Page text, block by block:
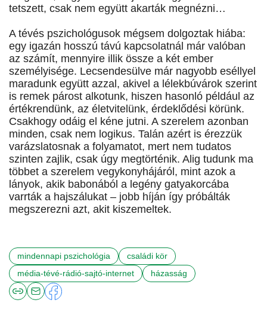
tetszett, csak nem együtt akarták megnézni…
A tévés pszichológusok mégsem dolgoztak hiába:
egy igazán hosszú távú kapcsolatnál már valóban
az számít, mennyire illik össze a két ember
személyisége. Lecsendesülve már nagyobb eséllyel
maradunk együtt azzal, akivel a lélekbúvárok szerint
is remek párost alkotunk, hiszen hasonló például az
értékrendünk, az életvitelünk, érdeklődési körünk.
Csakhogy odáig el kéne jutni. A szerelem azonban
minden, csak nem logikus. Talán azért is érezzük
varázslatosnak a folyamatot, mert nem tudatos
szinten zajlik, csak úgy megtörténik. Alig tudunk ma
többet a szerelem vegykonyhájáról, mint azok a
lányok, akik babonából a legény gatyakorcába
varrták a hajszálukat – jobb híján így próbálták
megszerezni azt, akit kiszemeltek.
mindennapi pszichológia
családi kör
média-tévé-rádió-sajtó-internet
házasság